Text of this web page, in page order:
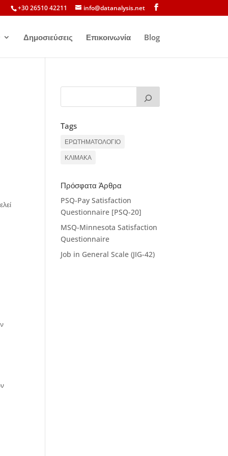
+30 26510 42211 info@datanalysis.net
Δημοσιεύσεις Επικοινωνία Blog
Tags
ΕΡΩΤΗΜΑΤΟΛΟΓΙΟ
ΚΛΙΜΑΚΑ
Πρόσφατα Άρθρα
PSQ-Pay Satisfaction
Questionnaire [PSQ-20]
MSQ-Minnesota Satisfaction
Questionnaire
Job in General Scale (JIG-42)